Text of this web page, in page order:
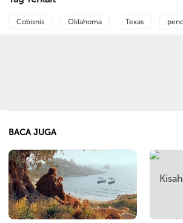
Cobisnis Oklahoma Texas
BACA JUGA